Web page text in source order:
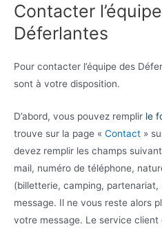
Contacter
Déferlantes
Pour contacter l’équipe des
sont à votre disposition.
D’abord, vous pouvez remplir le
trouve sur la page « Contact »
devez remplir les champs
mail, numéro de téléphone,
(billetterie, camping,
message. Il ne vous reste alors
votre message. Le service